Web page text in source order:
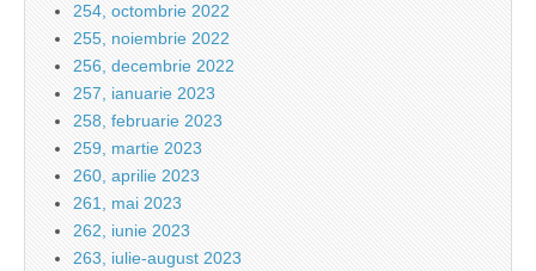
254, octombrie 2022
255, noiembrie 2022
256, decembrie 2022
257, ianuarie 2023
258, februarie 2023
259, martie 2023
260, aprilie 2023
261, mai 2023
262, iunie 2023
263, iulie-august 2023